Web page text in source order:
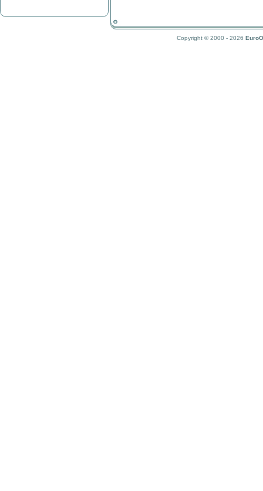
Copyright © 2000 - 2026